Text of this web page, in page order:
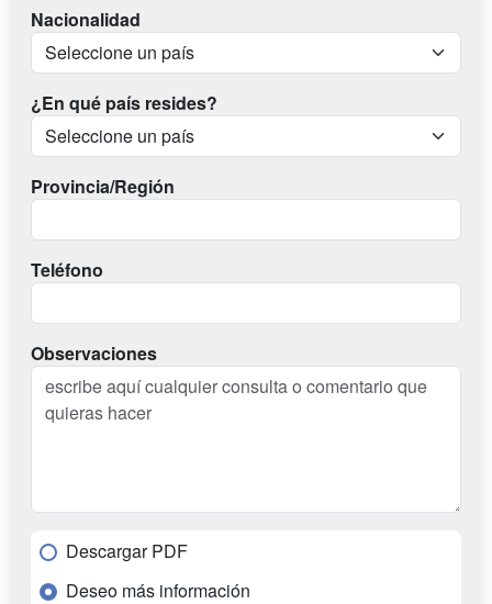
Nacionalidad
¿En qué país resides?
Provincia/Región
Teléfono
Observaciones
Descargar PDF
Deseo más información